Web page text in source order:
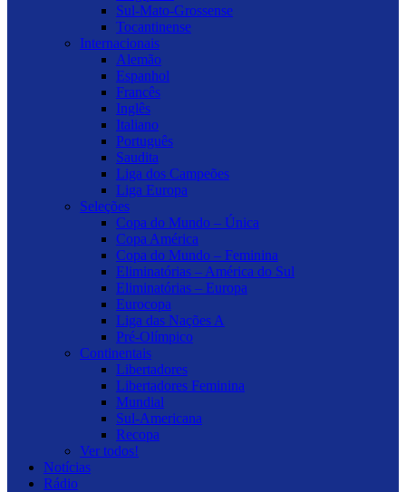
Sul-Mato-Grossense
Tocantinense
Internacionais
Alemão
Espanhol
Francês
Inglês
Italiano
Português
Saudita
Liga dos Campeões
Liga Europa
Seleções
Copa do Mundo – Única
Copa América
Copa do Mundo – Feminina
Eliminatórias – América do Sul
Eliminatórias – Europa
Eurocopa
Liga das Nações A
Pré-Olímpico
Continentais
Libertadores
Libertadores Feminina
Mundial
Sul-Americana
Recopa
Ver todos!
Notícias
Rádio